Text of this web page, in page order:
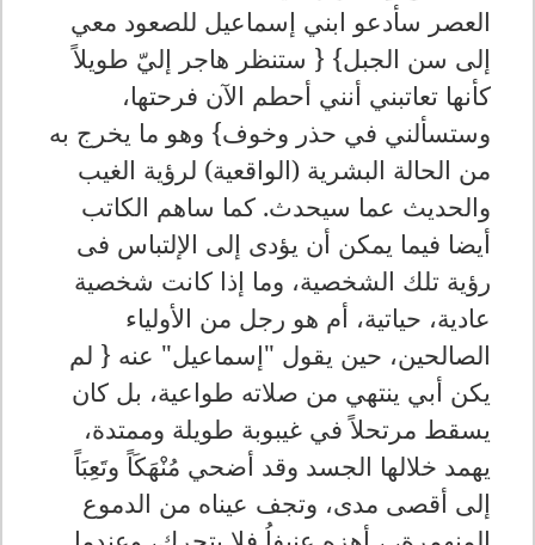
العصر سأدعو ابني إسماعيل للصعود معي
إلى سن الجبل} { ستنظر هاجر إليّ طويلاً
كأنها تعاتبني أنني أحطم الآن فرحتها،
وستسألني في حذر وخوف} وهو ما يخرج به
من الحالة البشرية (الواقعية) لرؤية الغيب
والحديث عما سيحدث. كما ساهم الكاتب
أيضا فيما يمكن أن يؤدى إلى الإلتباس فى
رؤية تلك الشخصية، وما إذا كانت شخصية
عادية، حياتية، أم هو رجل من الأولياء
الصالحين، حين يقول "إسماعيل" عنه { لم
يكن أبي ينتهي من صلاته طواعية، بل كان
يسقط مرتحلاً في غيبوبة طويلة وممتدة،
يهمد خلالها الجسد وقد أضحي مُنْهَكَاً وتَعِبَاً
إلى أقصى مدى، وتجف عيناه من الدموع